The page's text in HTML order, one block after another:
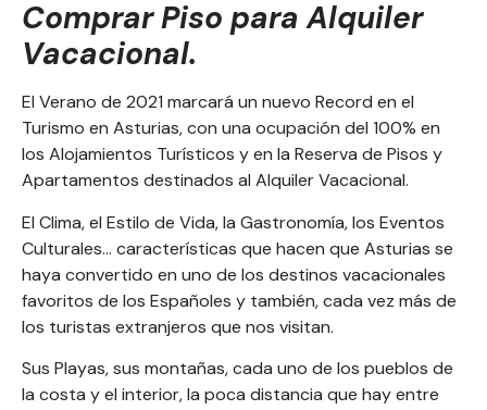
Comprar Piso para Alquiler
Vacacional.
El Verano de 2021 marcará un nuevo Record en el
Turismo en Asturias, con una ocupación del 100% en
los Alojamientos Turísticos y en la Reserva de Pisos y
Apartamentos destinados al Alquiler Vacacional.
El Clima, el Estilo de Vida, la Gastronomía, los Eventos
Culturales… características que hacen que Asturias se
haya convertido en uno de los destinos vacacionales
favoritos de los Españoles y también, cada vez más de
los turistas extranjeros que nos visitan.
Sus Playas, sus montañas, cada uno de los pueblos de
la costa y el interior, la poca distancia que hay entre